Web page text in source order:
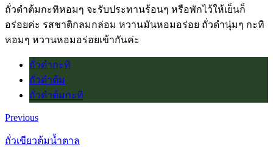
ถั่วดําต้มกะทิหอมๆ จะรับประทานร้อนๆ หรือพักไว้ให้เย็นก็
อร่อยค่ะ รสชาติกลมกล่อม หวานมันหอมอร่อย ถั่วดํานุ่มๆ กะทิ
หอมๆ หวานหอมอร่อยเข้ากันค่ะ
ถั่วดํากะทิ
ถั่วดําต้ม
ถั่วดําต้มกะทิ
Previous
ถั่วเขียวต้มน้ำตาล